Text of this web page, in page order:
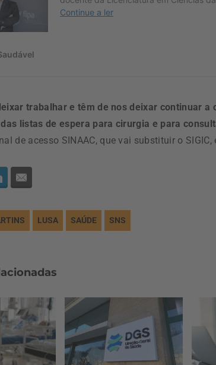
trabalhar e têm de nos deixar continuar
listas de espera para cirurgia e para
de acesso SINAAC, que vai substituir o
LUSA SAÚDE SNS